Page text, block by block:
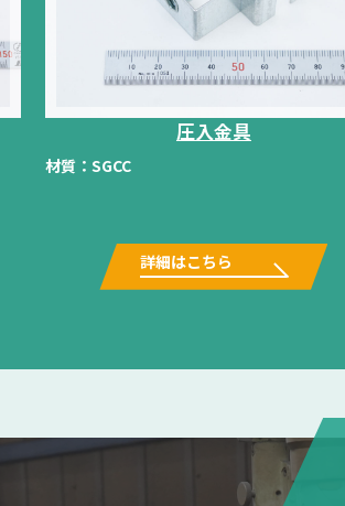
圧入金具
材質：SGCC
詳細はこちら